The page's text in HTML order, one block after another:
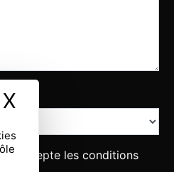
X
j'accepte les conditions